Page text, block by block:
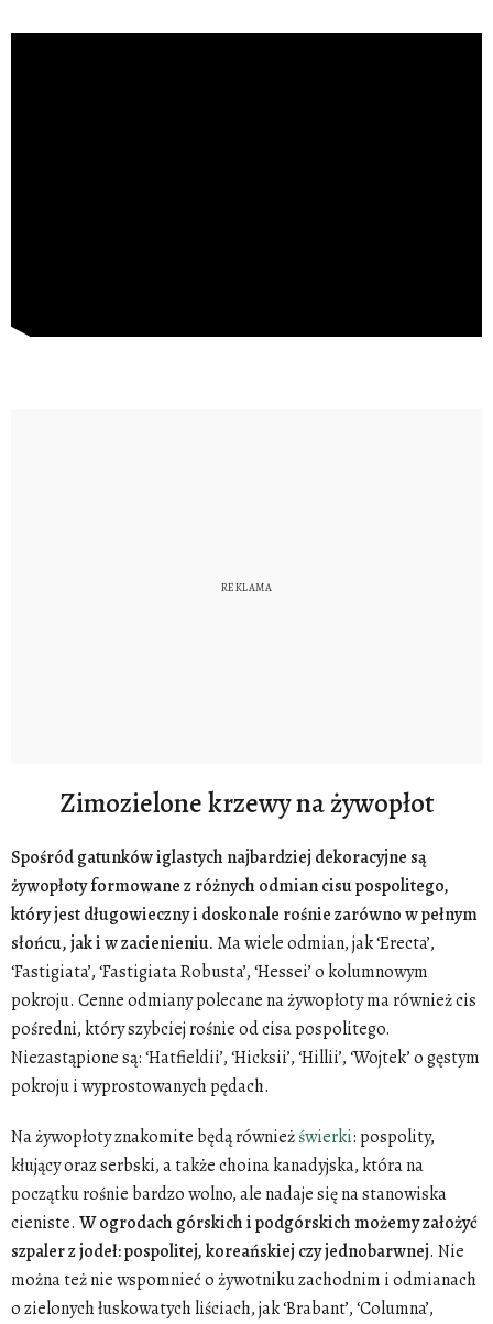
Zimozielone krzewy na żywopłot
Spośród gatunków iglastych najbardziej dekoracyjne są
żywopłoty formowane z różnych odmian cisu pospolitego,
który jest długowieczny i doskonale rośnie zarówno w pełnym
słońcu, jak i w zacienieniu. Ma wiele odmian, jak ‘Erecta’,
‘Fastigiata’, ‘Fastigiata Robusta’, ‘Hessei’ o kolumnowym
pokroju. Cenne odmiany polecane na żywopłoty ma również cis
pośredni, który szybciej rośnie od cisa pospolitego.
Niezastąpione są: ‘Hatfieldii’, ‘Hicksii’, ‘Hillii’, ‘Wojtek’ o gęstym
pokroju i wyprostowanych pędach.
Na żywopłoty znakomite będą równieżświerki: pospolity,
kłujący oraz serbski, a także choina kanadyjska, która na
początku rośnie bardzo wolno, ale nadaje się na stanowiska
cieniste. W ogrodach górskich i podgórskich możemy założyć
szpaler z jodeł: pospolitej, koreańskiej czy jednobarwnej. Nie
można też nie wspomnieć o żywotniku zachodnim i odmianach
o zielonych łuskowatych liściach, jak ‘Brabant’, ‘Columna’,